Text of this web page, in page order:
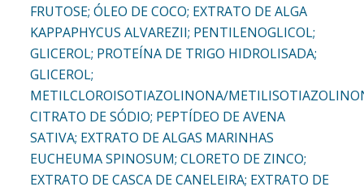
FRUTOSE; ÓLEO DE COCO; EXTRATO DE ALGA
KAPPAPHYCUS ALVAREZII; PENTILENOGLICOL;
GLICEROL; PROTEÍNA DE TRIGO HIDROLISADA;
GLICEROL;
METILCLOROISOTIAZOLINONA/
CITRATO DE SÓDIO; PEPTÍDEO DE AVENA
SATIVA; EXTRATO DE ALGAS MARINHAS
EUCHEUMA SPINOSUM; CLORETO DE ZINCO;
EXTRATO DE CASCA DE CANELEIRA; EXTRATO DE